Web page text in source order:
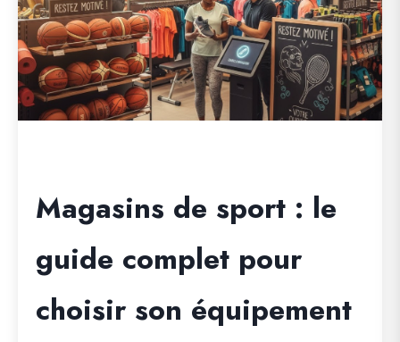
Magasins de sport : le
guide complet pour
choisir son équipement